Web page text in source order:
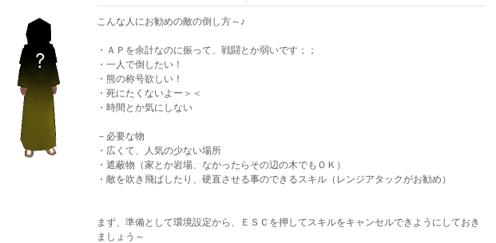
こんな人にお勧めの敵の倒し方～♪
・ＡＰを余計なのに振って、戦闘とか弱いです；；
・一人で倒したい！
・熊の称号欲しい！
・死にたくないよー＞＜
・時間とか気にしない
－必要な物
・広くて、人気の少ない場所
・遮蔽物（家とか岩場、なかったらその辺の木でもＯＫ）
・敵を吹き飛ばしたり、硬直させる事のできるスキル（レンジアタックがお勧め）
まず、準備として環境設定から、ＥＳＣを押してスキルをキャンセルできようにしておき
ましょう～